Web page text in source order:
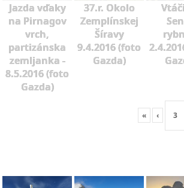
Jazda vďaky
na Pirnagov
vrch,
partizánska
zemljanka -
8.5.2016 (foto
Gazda)
37.r. Okolo
Zemplínskej
Šíravy
9.4.2016 (foto
Gazda)
« ‹